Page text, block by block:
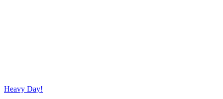
Heavy Day!